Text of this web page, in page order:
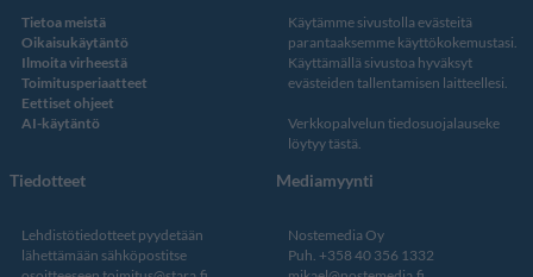
Tietoa meistä
Oikaisukäytäntö
Ilmoita virheestä
Toimitusperiaatteet
Eettiset ohjeet
AI-käytäntö
Käytämme sivustolla evästeitä
parantaaksemme käyttökokemustasi.
Käyttämällä sivustoa hyväksyt
evästeiden tallentamisen laitteellesi.
Verkkopalvelun tiedosuojalauseke
löytyy tästä.
Tiedotteet
Lehdistötiedotteet pyydetään
lähettämään sähköpostitse
Mediamyynti
Nostemedia Oy
Puh. +358 40 356 1332